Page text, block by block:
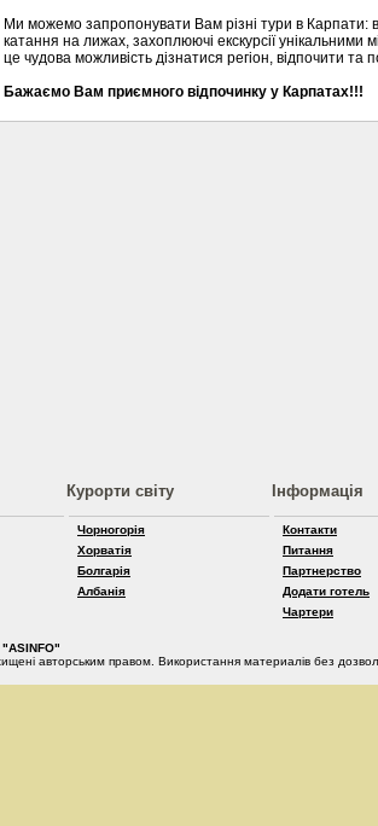
Ми можемо запропонувати Вам різні тури в Карпати:
катання на лижах, захоплюючі екскурсії
це чудова можливість дізнатися регіон, відпочити та
Бажаємо Вам приємного відпочинку у Карпатах!!!
Курорти світу
Чорногорія
Хорватія
Болгарія
Албанія
Інформація
Контакти
Питання
Партнерство
Додати готель
Чартери
"ASINFO"
авторським правом. Використання материалів без